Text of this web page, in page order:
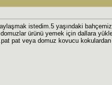
istedim.5 yaşındaki
ürünü yemek için dallara
pat veya domuz kovucu